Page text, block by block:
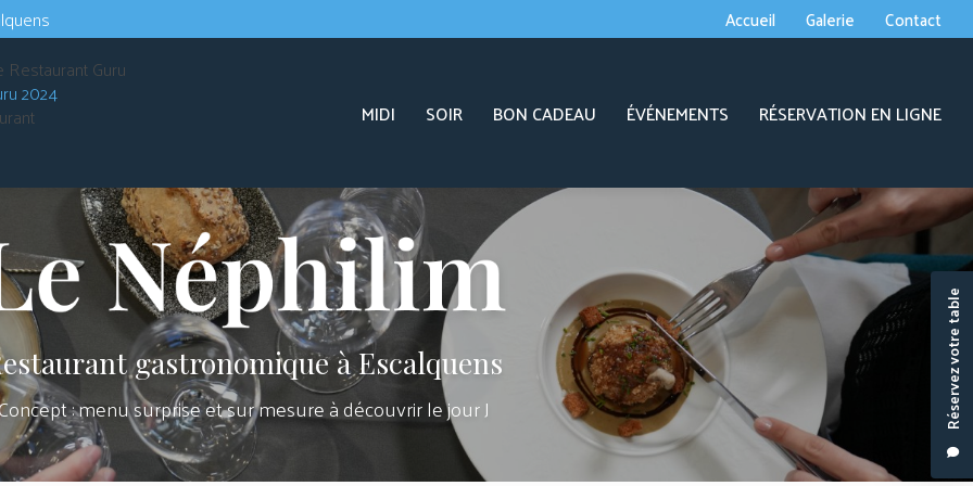
Réservez votre table
2024
Accueil Galerie Contact
MIDI
SOIR BON CADEAU ÉVÉNEMENTS RÉSERVATION EN LIGNE
gastronomique à Escalquens
: menu surprise et sur mesure à découvrir le jour J